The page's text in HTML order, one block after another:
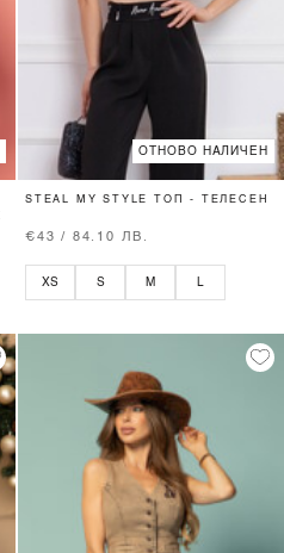
ОТНОВО НАЛИЧЕН
STEAL MY STYLE ТОП - ТЕЛЕСЕН
€43 / 84.10 ЛВ.
XS S M